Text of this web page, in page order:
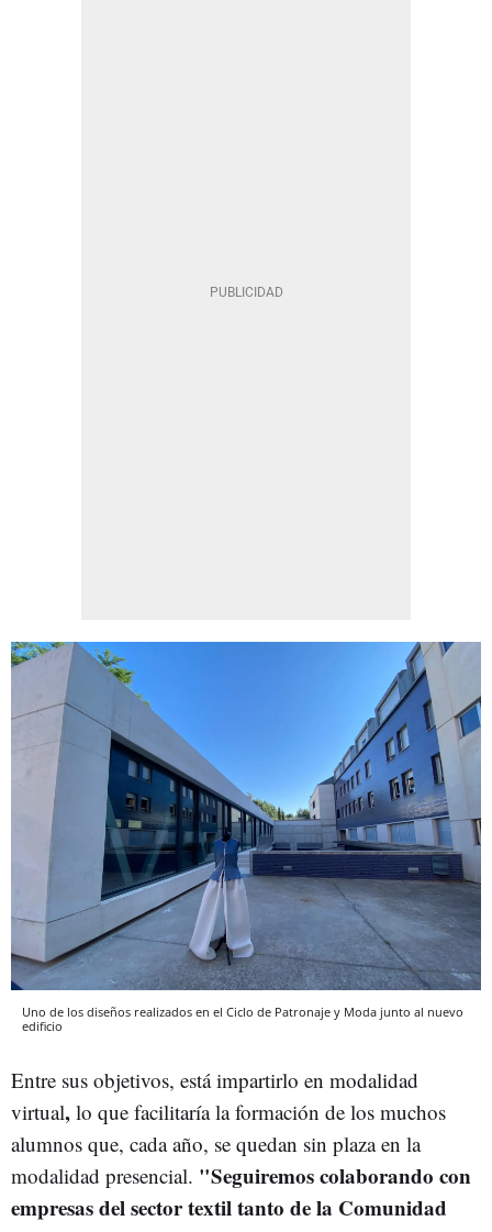
Uno de los diseños realizados en el Ciclo de Patronaje y Moda junto al nuevo
edificio
Entre sus objetivos, está impartirlo en modalidad
virtual, lo que facilitaría la formación de los muchos
alumnos que, cada año, se quedan sin plaza en la
modalidad presencial. "Seguiremos colaborando con
empresas del sector textil tanto de la Comunidad